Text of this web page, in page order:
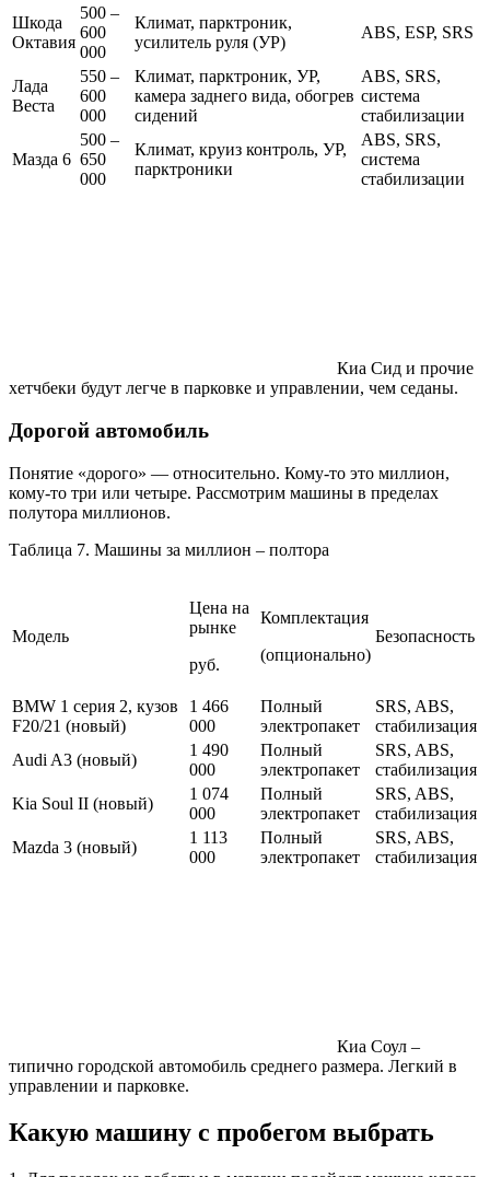
Шкода
Октавия
500 –
600
000
Климат, парктроник,
усилитель руля (УР)
ABS, ESP, SRS
Лада
Веста
550 –
600
000
Климат, парктроник, УР,
камера заднего вида, обогрев
сидений
ABS, SRS,
система
стабилизации
Мазда 6
500 –
650
000
Климат, круиз контроль, УР,
парктроники
ABS, SRS,
система
стабилизации
Киа Сид и прочие
хетчбеки будут легче в парковке и управлении, чем седаны.
Дорогой автомобиль
Понятие «дорого» — относительно. Кому-то это миллион,
кому-то три или четыре. Рассмотрим машины в пределах
полутора миллионов.
Таблица 7. Машины за миллион – полтора
Модель
Цена на
рынке
руб.
Комплектация
(опционально)
Безопасность
BMW 1 серия 2, кузов
F20/21 (новый)
1 466
000
Полный
электропакет
SRS, ABS,
стабилизация
Audi A3 (новый)
1 490
000
Полный
электропакет
SRS, ABS,
стабилизация
Kia Soul II (новый)
1 074
000
Полный
электропакет
SRS, ABS,
стабилизация
Mazda 3 (новый)
1 113
000
Полный
электропакет
SRS, ABS,
стабилизация
Киа Соул –
типично городской автомобиль среднего размера. Легкий в
управлении и парковке.
Какую машину с пробегом выбрать